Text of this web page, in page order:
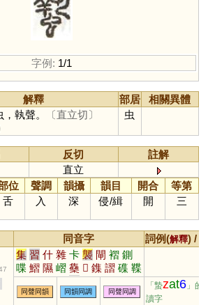
字例: 1/1
解釋 部居
相關異體
執聲。
〔直立切〕
虫
反切
註解
直立
位 聲調 韻攝 韻目 開合
等第
舌 入 深 侵/緝 開 三
同音字 詞例(解釋) /
集 習 什 雜 卡 襲 閘 褶 鍘
喋 鰼 隰 嶍 雧 𠓛 鏶 謵 磼 鞢
騽 槢 飁 鈒 雥 霅
同聲同韻 同韻同調 同聲同調
「蟄zat6 」的
讀字